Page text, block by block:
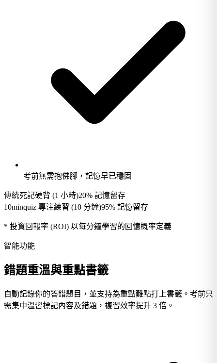
考前無需抱佛腳，記憶早已穩固
傳統死記硬背 (1 小時)20% 記憶留存
10minquiz 專注練習 (10 分鐘)95% 記憶留存
* 投資回報率 (ROI) 以每分鐘學習的回憶概率定義
智能功能
錯題重溫與重點書籤
自動記錄你的答錯題目，並支持為重點難點打上書籤。考前只
需集中溫習標記內容及錯題，複習效率提升 3 倍。